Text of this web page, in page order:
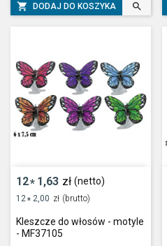
 DODAJ DO KOSZYKA 
12* 1,63 zł (netto)
12 * 2,00 zł (brutto)
Kleszcze do włosów - motyle
- MF37105